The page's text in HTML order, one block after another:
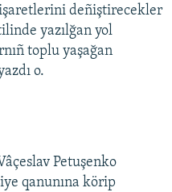
işaretlerini deñiştirecekler
yazılğan yol
toplu yaşağan
o.
Petuşenko
qanunına körip